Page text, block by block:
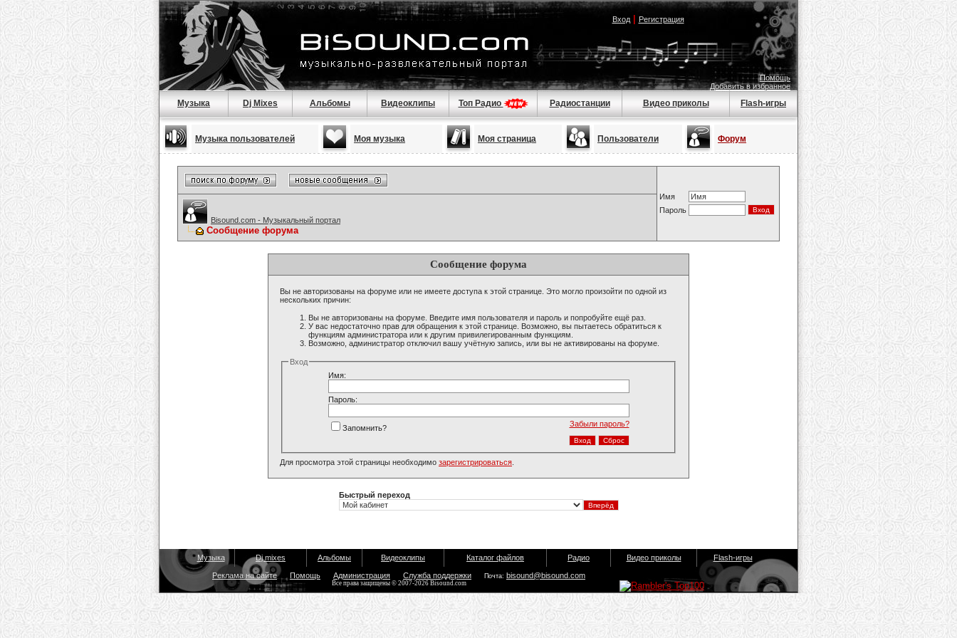
Вход| Регистрация
Помощь
Добавить в избранное
Музыка Dj Mixes Альбомы Видеоклипы Топ Радио Радиостанции Видео приколы Flash-игры
Музыка пользователей Моя музыка Моя страница Пользователи Форум
Имя
Пароль
Bisound.com - Музыкальный портал
Сообщение форума
Сообщение форума
Вы не авторизованы на форуме или не имеете доступа к этой странице. Это могло произойти по одной из
нескольких причин:
Вы не авторизованы на форуме. Введите имя пользователя и пароль и попробуйте ещё раз.
У вас недостаточно прав для обращения к этой странице. Возможно, вы пытаетесь обратиться к
функциям администратора или к другим привилегированным функциям.
Возможно, администратор отключил вашу учётную запись, или вы не активированы на форуме.
Вход
Имя:
Пароль:
Забыли пароль?
Запомнить?
Для просмотра этой страницы необходимо зарегистрироваться
Быстрый переход
Музыка Dj mixes Альбомы Видеоклипы Каталог файлов Радио Видео приколы Flash-игры
Реклама на сайте Помощь Администрация Служба поддержки Почта: bisound@bisound.com
Все права защищены © 2007-2026 Bisound.com